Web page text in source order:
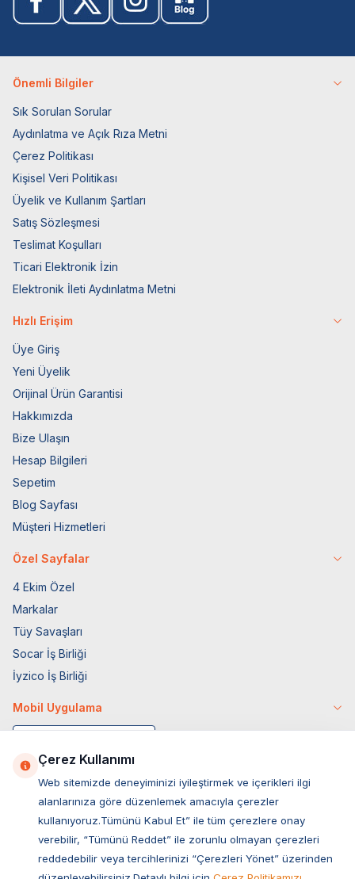
Önemli Bilgiler
Sık Sorulan Sorular
Aydınlatma ve Açık Rıza Metni
Çerez Politikası
Kişisel Veri Politikası
Üyelik ve Kullanım Şartları
Satış Sözleşmesi
Teslimat Koşulları
Ticari Elektronik İzin
Elektronik İleti Aydınlatma Metni
Hızlı Erişim
Üye Giriş
Yeni Üyelik
Orijinal Ürün Garantisi
Hakkımızda
Bize Ulaşın
Hesap Bilgileri
Sepetim
Blog Sayfası
Müşteri Hizmetleri
Özel Sayfalar
4 Ekim Özel
Markalar
Tüy Savaşları
Socar İş Birliği
İyzico İş Birliği
Mobil Uygulama
Çerez Kullanımı
Web sitemizde deneyiminizi iyileştirmek ve içerikleri ilgi
alanlarınıza göre düzenlemek amacıyla çerezler
kullanıyoruz.Tümünü Kabul Et” ile tüm çerezlere onay
verebilir, “Tümünü Reddet” ile zorunlu olmayan çerezleri
reddedebilir veya tercihlerinizi “Çerezleri Yönet” üzerinden